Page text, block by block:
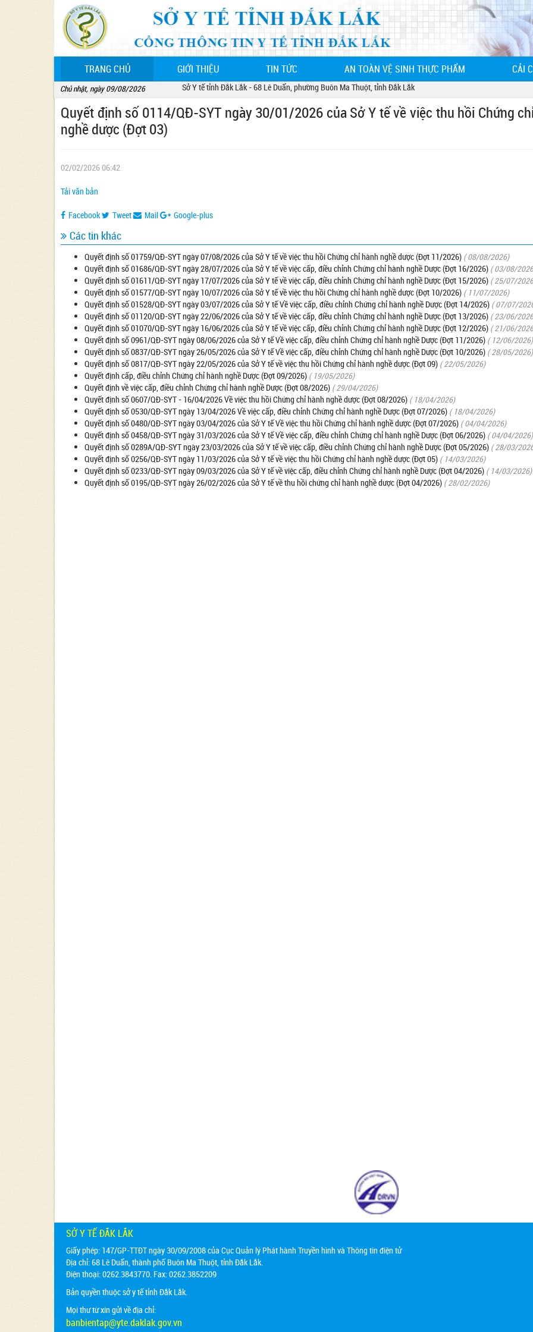
TRANG CHỦ(CURRENT) GIỚI THIỆU TIN TỨC AN TOÀN VỆ SINH THỰC PHẨM CẢI
Chủ nhật, ngày 09/08/2026 Sở Y tế tỉnh Đắk Lắk - 68 Lê Duẩn, phường Buôn Ma Thuột, tỉnh Đắk Lắk
Quyết định số 0114/QĐ-SYT ngày 30/01/2026 của Sở Y tế về việc thu hồi Chứng
nghề dược (Đợt 03)
02/02/2026 06:42
Tải văn bản
Facebook Tweet Mail Google-plus
Các tin khác
Quyết định số 01759/QĐ-SYT ngày 07/08/2026 của Sở Y tế về việc thu hồi Chứng chỉ hành nghề dược (Đợt 11/2026) ( 08/08/2026)
Quyết định số 01686/QĐ-SYT ngày 28/07/2026 của Sở Y tế về việc cấp, điều chỉnh Chứng chỉ hành nghề Dược (Đợt 16/2026) ( 03/08/
Quyết định số 01611/QĐ-SYT ngày 17/07/2026 của Sở Y tế về việc cấp, điều chỉnh Chứng chỉ hành nghề Dược (Đợt 15/2026) ( 25/07/
Quyết định số 01577/QĐ-SYT ngày 10/07/2026 của Sở Y tế về việc thu hồi Chứng chỉ hành nghề dược (Đợt 10/2026) ( 11/07/2026)
Quyết định số 01528/QĐ-SYT ngày 03/07/2026 của Sở Y tế Về việc cấp, điều chỉnh Chứng chỉ hành nghề Dược (Đợt 14/2026) ( 07/07/
Quyết định số 01120/QĐ-SYT ngày 22/06/2026 của Sở Y tế về việc cấp, điều chỉnh Chứng chỉ hành nghề Dược (Đợt 13/2026) ( 23/06/
Quyết định số 01070/QĐ-SYT ngày 16/06/2026 của Sở Y tế về việc cấp, điều chỉnh Chứng chỉ hành nghề Dược (Đợt 12/2026) ( 21/06/
Quyết định số 0961/QĐ-SYT ngày 08/06/2026 của Sở Y tế Về việc cấp, điều chỉnh Chứng chỉ hành nghề Dược (Đợt 11/2026) ( 12/06/2026)
Quyết định số 0837/QĐ-SYT ngày 26/05/2026 của Sở Y tế Về việc cấp, điều chỉnh Chứng chỉ hành nghề Dược (Đợt 10/2026) ( 28/05/2026)
Quyết định số 0817/QĐ-SYT ngày 22/05/2026 của Sở Y tế về việc thu hồi Chứng chỉ hành nghề dược (Đợt 09) ( 22/05/2026)
Quyết định cấp, điều chỉnh Chứng chỉ hành nghề Dược (Đợt 09/2026) ( 19/05/2026)
Quyết định về việc cấp, điều chỉnh Chứng chỉ hành nghề Dược (Đợt 08/2026) ( 29/04/2026)
Quyết định số 0607/QĐ-SYT - 16/04/2026 Về việc thu hồi Chứng chỉ hành nghề dược (Đợt 08/2026) ( 18/04/2026)
Quyết định số 0530/QĐ-SYT ngày 13/04/2026 Về việc cấp, điều chỉnh Chứng chỉ hành nghề Dược (Đợt 07/2026) ( 18/04/2026)
Quyết định số 0480/QĐ-SYT ngày 03/04/2026 của Sở Y tế Về việc thu hồi Chứng chỉ hành nghề dược (Đợt 07/2026) ( 04/04/2026)
Quyết định số 0458/QĐ-SYT ngày 31/03/2026 của Sở Y tế Về việc cấp, điều chỉnh Chứng chỉ hành nghề Dược (Đợt 06/2026) ( 04/04/2026)
Quyết định số 0289A/QĐ-SYT ngày 23/03/2026 của Sở Y tế về việc cấp, điều chỉnh Chứng chỉ hành nghề Dược (Đợt 05/2026) ( 28/03/
Quyết định số 0256/QĐ-SYT ngày 11/03/2026 của Sở Y tế về việc thu hồi Chứng chỉ hành nghề dược (Đợt 05) ( 14/03/2026)
Quyết định số 0233/QĐ-SYT ngày 09/03/2026 của Sở Y tế về việc cấp, điều chỉnh Chứng chỉ hành nghề Dược (Đợt 04/2026) ( 14/03/2026)
Quyết định số 0195/QĐ-SYT ngày 26/02/2026 của Sở Y tế về thu hồi chứng chỉ hành nghề dược (Đợt 04/2026) ( 28/02/2026)
SỞ Y TẾ ĐẮK LẮK
Giấy phép: 147/GP-TTĐT ngày 30/09/2008 của Cục Quản lý Phát hành Truyền hình và Thông tin điện tử
Địa chỉ:68 Lê Duẩn, thành phố Buôn Ma Thuột, tỉnh Đắk Lắk.
Điện thoại: 0262.3843770. Fax: 0262.3852209
Bản quyền thuộc sở y tế tỉnh Đắk Lắk.
Mọi thư từ xin gửi về địa chỉ:
banbientap@yte.daklak.gov.vn